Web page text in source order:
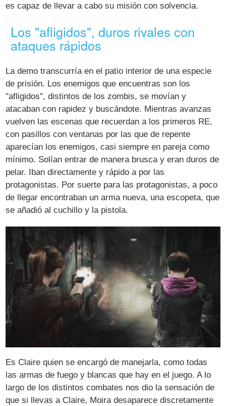
es capaz de llevar a cabo su misión con solvencia.
Los "afligidos", duros rivales con
ataques rápidos
La demo transcurría en el patio interior de una especie
de prisión. Los enemigos que encuentras son los
"afligidos", distintos de los zombis, se movían y
atacaban con rapidez y buscándote. Mientras avanzas
vuelven las escenas que recuerdan a los primeros RE,
con pasillos con ventanas por las que de repente
aparecían los enemigos, casi siempre en pareja como
mínimo. Solían entrar de manera brusca y eran duros de
pelar. Iban directamente y rápido a por las
protagonistas. Por suerte para las protagonistas, a poco
de llegar encontraban un arma nueva, una escopeta, que
se añadió al cuchillo y la pistola.
Es Claire quien se encargó de manejarla, como todas
las armas de fuego y blancas que hay en el juego. A lo
largo de los distintos combates nos dio la sensación de
que si llevas a Claire, Moira desaparece discretamente